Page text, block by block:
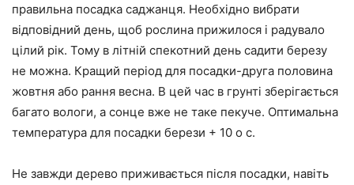
правильна посадка саджанця. Необхідно вибрати
відповідний день, щоб рослина прижилося і радувало
цілий рік. Тому в літній спекотний день садити березу
не можна. Кращий період для посадки-друга половина
жовтня або рання весна. В цей час в грунті зберігається
багато вологи, а сонце вже не таке пекуче. Оптимальна
температура для посадки берези + 10 о с.
Не завжди дерево приживається після посадки, навіть